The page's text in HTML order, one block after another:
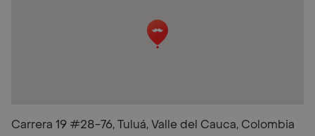
Carrera 19 #28-76, Tuluá, Valle del Cauca, Colombia